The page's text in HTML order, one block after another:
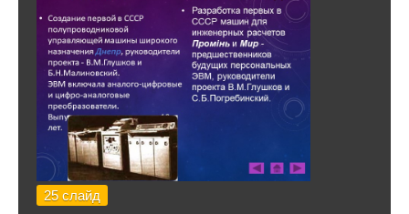
25 слайд